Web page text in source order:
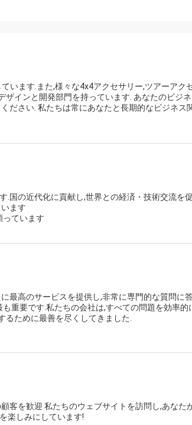
います.また,様々な4x4アクセサリー,ツアーアク
インと開発部門を持っています. あなたのビジ
ださい. 私たちは常にあなたと長期的なビジネス
国の近代化に貢献し,世界との経済・技術交流を
ます
っています
最高のサービスを提供し,非常に専門的な質問に
重要です.私たちの会社は,すべての問題を効率的
ために最善を尽くしてきました.
客を歓迎 私たちのウェブサイトを訪問し,あなた
楽しみにしています!